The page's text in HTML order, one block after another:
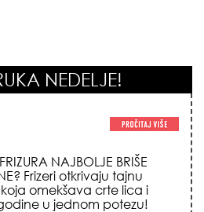
NEDELJE!
NAJBOLJE BRIŠE
omekšava crte lica i
u jednom potezu!